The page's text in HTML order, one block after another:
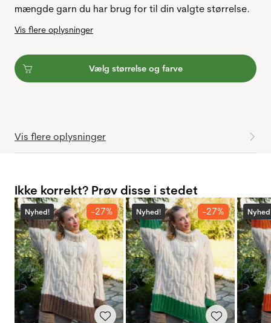
mængde garn du har brug for til din valgte størrelse.
Vis flere oplysninger
Vælg størrelse og farve
Vis flere oplysninger
Ikke korrekt? Prøv disse i stedet
-27%
Nyhed! -27%
Nyhed!